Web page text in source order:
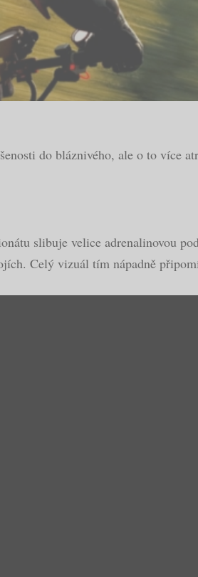
do bláznivého, ale o to více
slibuje velice adrenalinovou
Celý vizuál tím nápadně